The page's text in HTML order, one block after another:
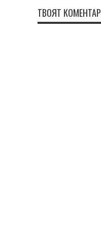
ТВОЯТ КОМЕНТАР